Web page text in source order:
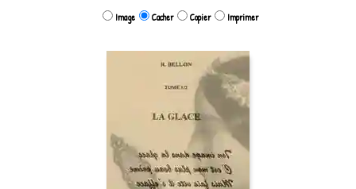
Image Cacher Copier Imprimer